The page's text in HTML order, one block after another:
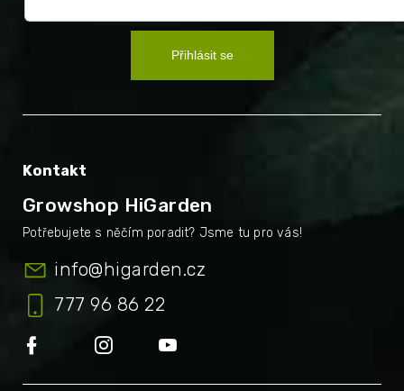
Přihlásit se
Kontakt
Growshop HiGarden
info@higarden.cz
777 96 86 22